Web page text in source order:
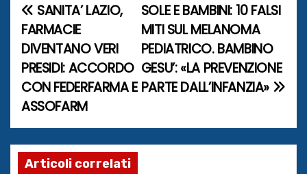
N
a
v
i
g
a
SOLE E BAMBINI: 10 FALSI
MITI SUL MELANOMA
PEDIATRICO. BAMBINO
GESU’: «LA PREVENZIONE
PARTE DALL’INFANZIA»
SANITA’ LAZIO,
FARMACIE
DIVENTANO VERI
PRESIDI: ACCORDO
CON FEDERFARMA E
ASSOFARM
Articoli correlati